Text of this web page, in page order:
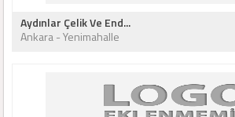
Aydınlar Çelik Ve End...
Ankara - Yenimahalle